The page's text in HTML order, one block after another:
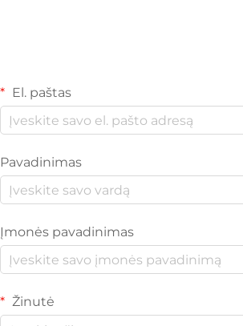
El. paštas
Pavadinimas
Įmonės pavadinimas
Žinutė